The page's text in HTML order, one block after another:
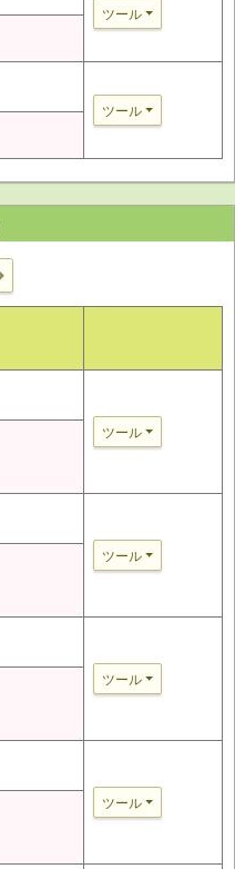
ツール
ツール
ツール
ツール
ツール
ツール